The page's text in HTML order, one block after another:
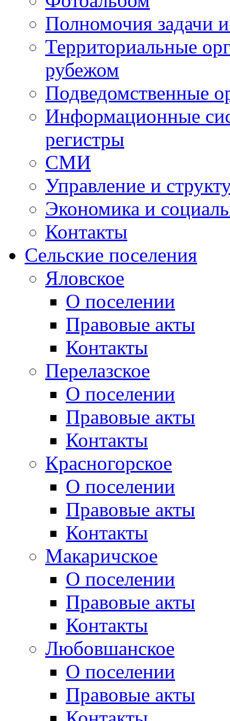
Полномочия задачи
Территориальные
рубежом
Подведомственные
Информационные
регистры
СМИ
Управление и
Экономика и
Контакты
Сельские поселения
Яловское
О поселении
Правовые акты
Контакты
Перелазское
О поселении
Правовые акты
Контакты
Красногорское
О поселении
Правовые акты
Контакты
Макаричское
О поселении
Правовые акты
Контакты
Любовшанское
О поселении
Правовые акты